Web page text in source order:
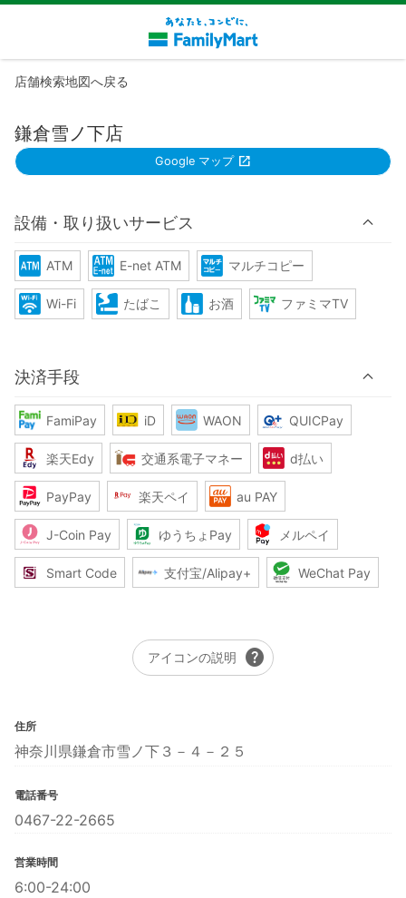
店舗検索地図へ戻る
鎌倉雪ノ下店
Google マップ
設備・取り扱いサービス
ATM E-net ATM マルチコピー
Wi-Fi たばこ お酒 ファミマTV
決済手段
FamiPay iD WAON QUICPay
楽天Edy 交通系電子マネー d払い
PayPay 楽天ペイ au PAY
J-Coin Pay ゆうちょPay メルペイ
Smart Code 支付宝/Alipay+ WeChat Pay
アイコンの説明 help
住所
神奈川県鎌倉市雪ノ下３－４－２５
電話番号
0467-22-2665
営業時間
6:00-24:00